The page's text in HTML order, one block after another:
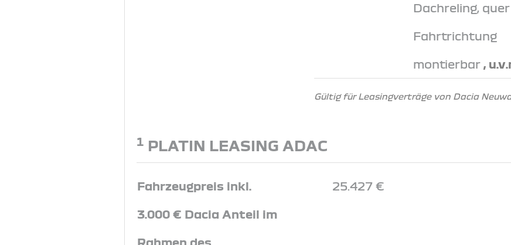
Dachreling,
Fahrtrichtung
montierbar ,
Gültig für Leasingverträge von Dacia
1 PLATIN LEASING ADAC
Fahrzeugpreis inkl.
3.000 € Dacia Anteil im
Rahmen des
25.427 €